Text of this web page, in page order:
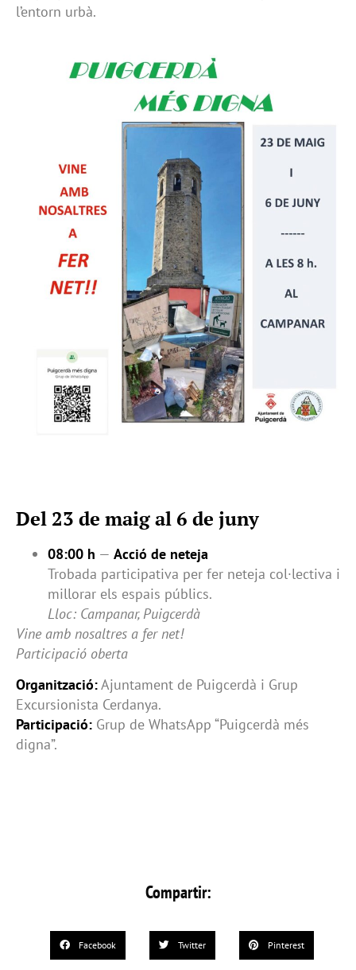
l’entorn urbà.
Del 23 de maig al 6 de juny
08:00 h — Acció de neteja
Trobada participativa per fer neteja col·lectiva i
millorar els espais públics.
Lloc: Campanar, Puigcerdà
Vine amb nosaltres a fer net!
Participació oberta
Organització:Ajuntament de Puigcerdà i Grup
Excursionista Cerdanya.
Participació: Grup de WhatsApp “Puigcerdà més
digna”.
Compartir:
Facebook Twitter Pinterest